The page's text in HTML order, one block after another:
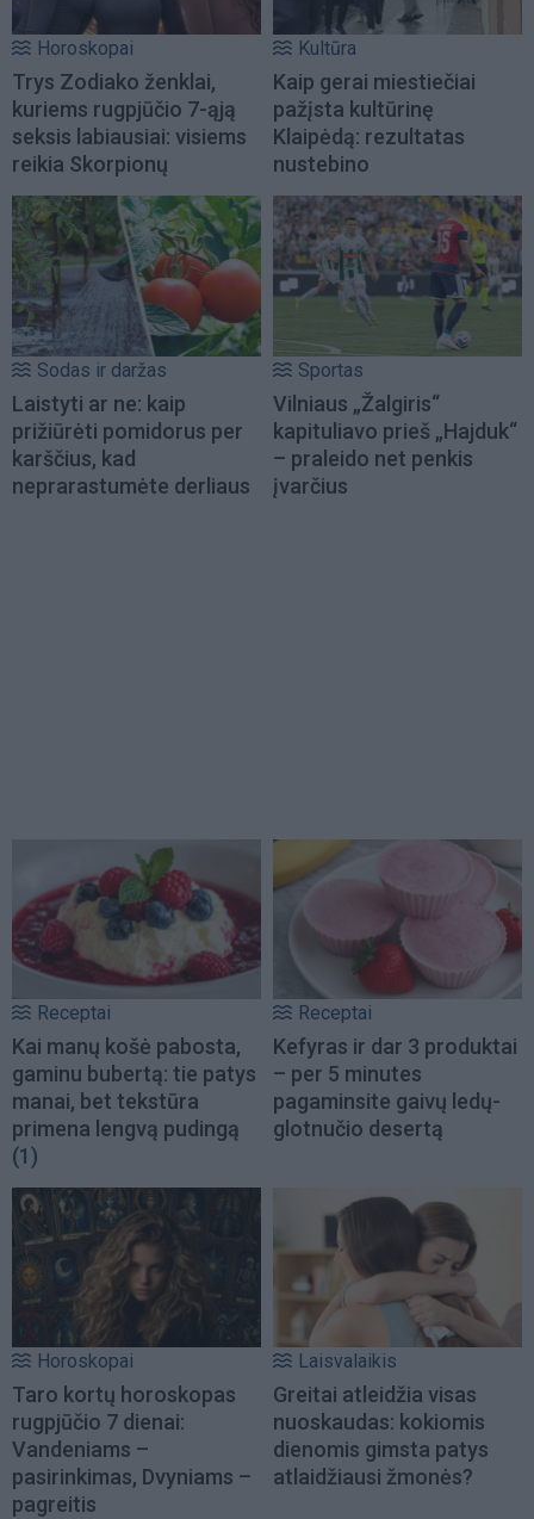
Horoskopai
Trys Zodiako ženklai,
kuriems rugpjūčio 7-ąją
seksis labiausiai: visiems
reikia Skorpionų
Kultūra
Kaip gerai miestiečiai
pažįsta kultūrinę
Klaipėdą: rezultatas
nustebino
Sodas ir daržas
Laistyti ar ne: kaip
prižiūrėti pomidorus per
karščius, kad
neprarastumėte derliaus
Sportas
Vilniaus „Žalgiris“
kapituliavo prieš „Hajduk“
– praleido net penkis
įvarčius
Receptai
Kai manų košė pabosta,
gaminu bubertą: tie patys
manai, bet tekstūra
primena lengvą pudingą
(1)
Receptai
Kefyras ir dar 3 produktai
– per 5 minutes
pagaminsite gaivų ledų-
glotnučio desertą
Horoskopai
Taro kortų horoskopas
rugpjūčio 7 dienai:
Vandeniams –
pasirinkimas, Dvyniams –
pagreitis
Laisvalaikis
Greitai atleidžia visas
nuoskaudas: kokiomis
dienomis gimsta patys
atlaidžiausi žmonės?